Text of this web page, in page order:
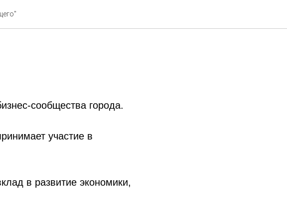
сообщества города.
участие в
в развитие экономики,